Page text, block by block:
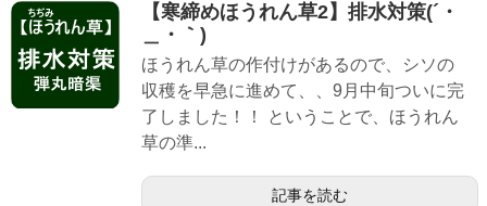
【寒締めほうれん草2】排水対策(´・
＿・｀)
ほうれん草の作付けがあるので、シソの
収穫を早急に進めて、、9月中旬ついに完
了しました！！ ということで、ほうれん
草の準...
記事を読む